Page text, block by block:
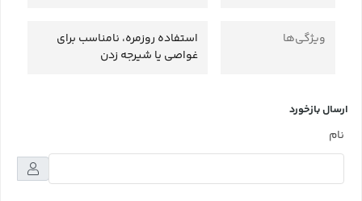
ویژگی‌ها
استفاده روزمره، نامناسب برای
غواصی یا شیرجه زدن
ارسال بازخورد
نام